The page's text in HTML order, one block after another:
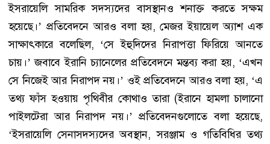
ইসরায়েলি সামরিক সদস্যদের বাসস্থানও শনাক্ত করতে সক্ষম
হয়েছে।’ প্রতিবেদনে আরও বলা হয়, মেজর ইয়ায়েল অ্যাশ এক
সাক্ষাৎকারে বলেছিল, ‘সে ইহুদিদের নিরাপত্তা ফিরিয়ে আনতে
চায়।’ জবাবে ইরানি চ্যানেলের প্রতিবেদনে মন্তব্য করা হয়, ‘এখন
সে নিজেই আর নিরাপদ নয়।’ ওই প্রতিবেদনে আরও বলা হয়, ‘এ
তথ্য ফাঁস হওয়ায় পৃথিবীর কোথাও তারা (ইরানে হামলা চালানো
পাইলটেরা আর নিরাপদ নয়।’ প্রতিবেদনগুলোতে বলা হয়েছে,
‘ইসরায়েলি সেনাসদস্যদের অবস্থান, সরঞ্জাম ও গতিবিধির তথ্য